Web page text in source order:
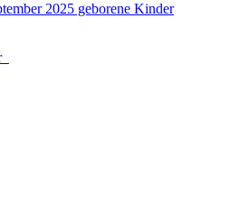
2025 geborene Kinder